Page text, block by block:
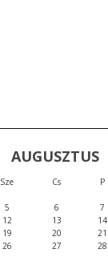
AUGUSZTUS
Sze Cs P
5 6 7
12 13 14
19 20 21
26 27 28